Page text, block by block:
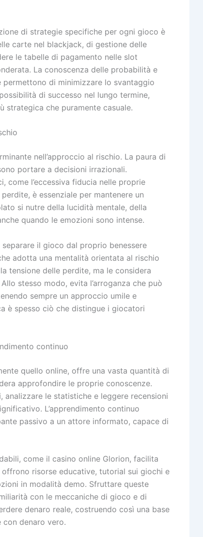
di strategie specifiche per ogni gioco è
carte nel blackjack, di gestione delle
le tabelle di pagamento nelle slot
La conoscenza delle probabilità e
di minimizzare lo svantaggio
di successo nel lungo termine,
strategica che puramente casuale.
nell’approccio al rischio. La paura di
portare a decisioni irrazionali.
come l’eccessiva fiducia nelle proprie
è essenziale per mantenere un
si nutre della lucidità mentale, della
quando le emozioni sono intense.
il gioco dal proprio benessere
adotta una mentalità orientata al rischio
tensione delle perdite, ma le considera
stesso modo, evita l’arroganza che può
sempre un approccio umile e
è spesso ciò che distingue i giocatori
continuo
quello online, offre una vasta quantità di
approfondire le proprie conoscenze.
analizzare le statistiche e leggere recensioni
L’apprendimento continuo
passivo a un attore informato, capace di
come il casino online Glorion, facilita
risorse educative, tutorial sui giochi e
in modalità demo. Sfruttare queste
con le meccaniche di gioco e di
denaro reale, costruendo così una base
con denaro vero.